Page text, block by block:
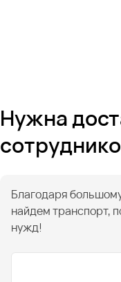
Нужна
Благодаря
найдем транспорт,
нужд!